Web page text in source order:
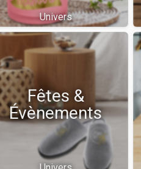
Univers
Fêtes &
Évènements